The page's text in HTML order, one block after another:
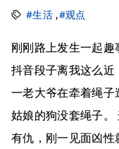
#生活 ,#观点
刚刚路上发生一起
抖音段子离我这么近
一老大爷在牵着绳子
姑娘的狗没套绳子
有仇，刚一见面凶